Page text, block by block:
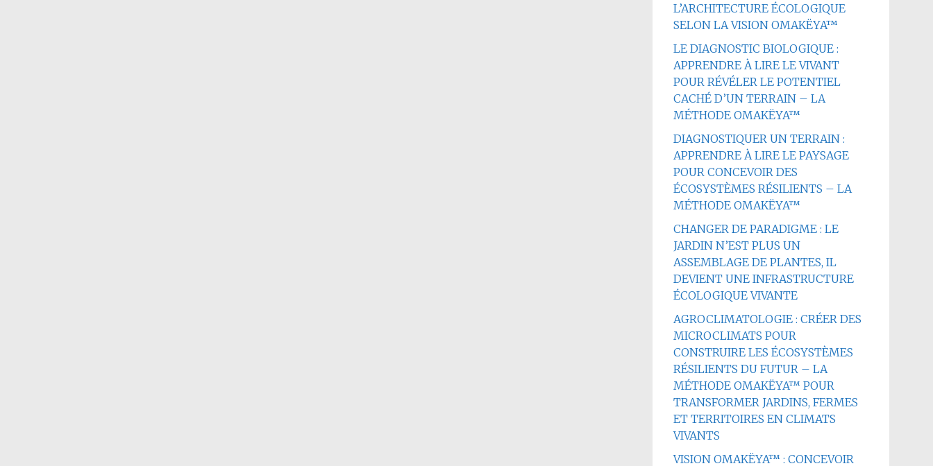
L’ARCHITECTURE ÉCOLOGIQUE
SELON LA VISION OMAKËYA™
LE DIAGNOSTIC BIOLOGIQUE :
APPRENDRE À LIRE LE VIVANT
POUR RÉVÉLER LE POTENTIEL
CACHÉ D’UN TERRAIN – LA
MÉTHODE OMAKËYA™
DIAGNOSTIQUER UN TERRAIN :
APPRENDRE À LIRE LE PAYSAGE
POUR CONCEVOIR DES
ÉCOSYSTÈMES RÉSILIENTS – LA
MÉTHODE OMAKËYA™
CHANGER DE PARADIGME : LE
JARDIN N’EST PLUS UN
ASSEMBLAGE DE PLANTES, IL
DEVIENT UNE INFRASTRUCTURE
ÉCOLOGIQUE VIVANTE
AGROCLIMATOLOGIE : CRÉER DES
MICROCLIMATS POUR
CONSTRUIRE LES ÉCOSYSTÈMES
RÉSILIENTS DU FUTUR – LA
MÉTHODE OMAKËYA™ POUR
TRANSFORMER JARDINS, FERMES
ET TERRITOIRES EN CLIMATS
VIVANTS
VISION OMAKËYA™ : CONCEVOIR